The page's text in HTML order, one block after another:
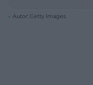
Autor: Getty Images